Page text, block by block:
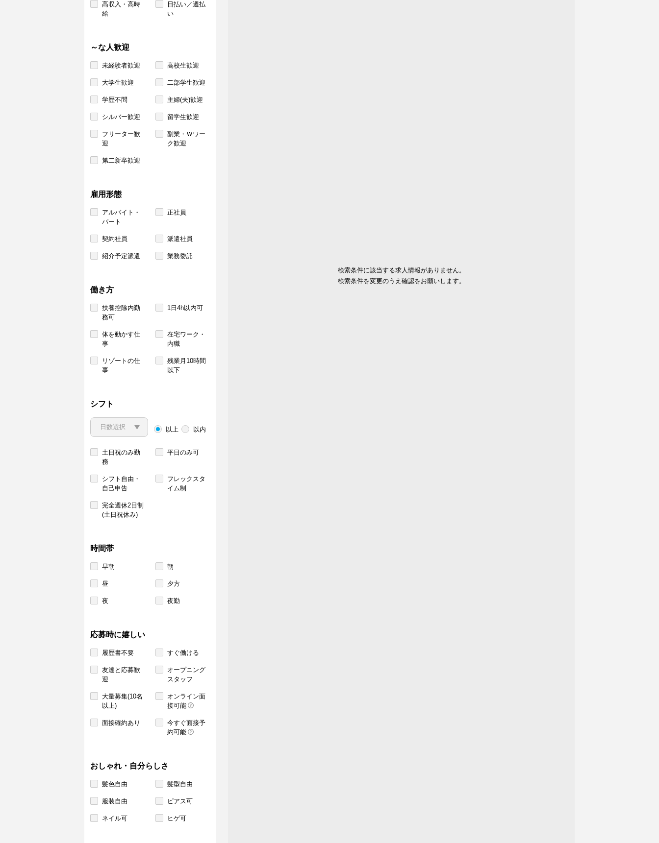
高収入・高時
給
日払い／週払
い
～な人歓迎
未経験者歓迎 高校生歓迎
大学生歓迎 二部学生歓迎
学歴不問 主婦(夫)歓迎
シルバー歓迎 留学生歓迎
フリーター歓
迎
副業・Ｗワー
ク歓迎
第二新卒歓迎
雇用形態
アルバイト・
パート
正社員
契約社員 派遣社員
紹介予定派遣 業務委託
働き方
扶養控除内勤
務可
1日4h以内可
体を動かす仕
事
在宅ワーク・
内職
リゾートの仕
事
残業月10時間
以下
シフト
以上 以内
土日祝のみ勤
務
平日のみ可
シフト自由・
自己申告
フレックスタ
イム制
完全週休2日制
(土日祝休み)
時間帯
早朝 朝
昼 夕方
夜 夜勤
応募時に嬉しい
履歴書不要 すぐ働ける
友達と応募歓
迎
オープニング
スタッフ
大量募集(10名
以上)
オンライン面
接可能
面接確約あり
今すぐ面接予
約可能
おしゃれ・自分らしさ
髪色自由 髪型自由
服装自由 ピアス可
ネイル可 ヒゲ可
検索条件に該当する求人情報がありません。
検索条件を変更のうえ確認をお願いします。